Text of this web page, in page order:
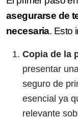
asegurarse de
necesaria. Esto
Copia de la
presentar
seguro de
esencial ya
relevante